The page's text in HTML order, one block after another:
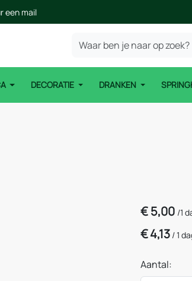
een mail
DECORATIE DRANKEN
€5,00 /1
€4,13 /1
Aantal: